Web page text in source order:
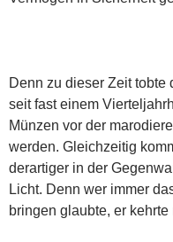
Denn zu dieser Zeit
seit fast einem
Münzen vor der
werden. Gleichzeitig
derartiger in der
Licht. Denn wer immer
bringen glaubte, er